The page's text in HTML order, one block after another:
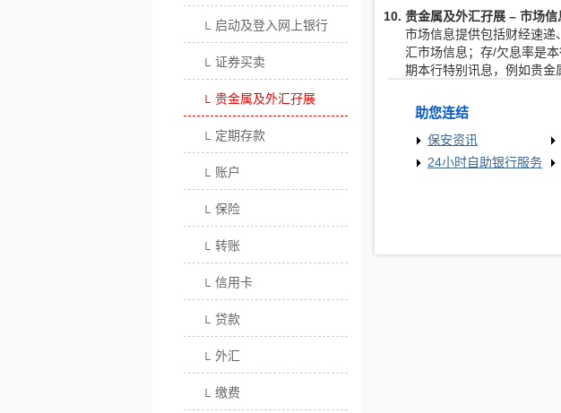
└ 启动及登入网上银行
└ 证券买卖
└ 贵金属及外汇孖展
└ 定期存款
└ 账户
└ 保险
└ 转账
└ 信用卡
└ 贷款
└ 外汇
└ 缴费
10. 贵金属及外汇孖展 – 市场
市场信息提供包括财经速
汇市场信息；存/欠息率是
期本行特别讯息，例如贵金
助您连结
保安资讯
24小时自助银行服务